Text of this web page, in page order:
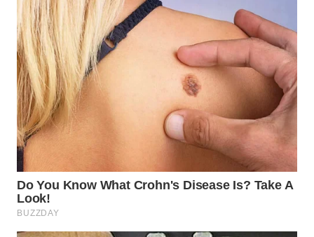
WN
TAPANULI
TENGAH
WN DELI
SERDANG
WN
TINGGI
WN